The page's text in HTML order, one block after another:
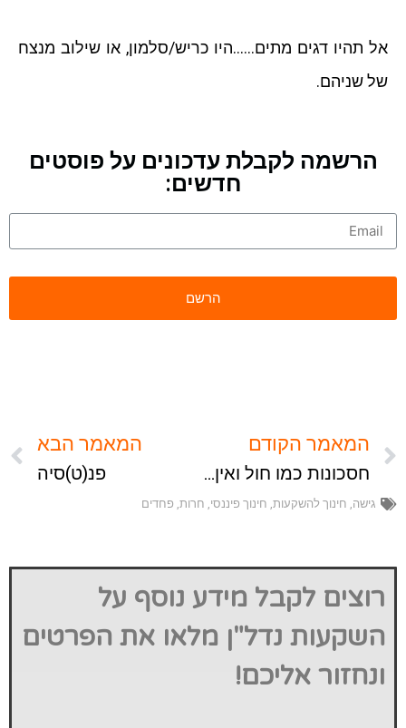
אל תהיו דגים מתים……היו כריש/סלמון, או שילוב מנצח
של שניהם.
הרשמה לקבלת עדכונים על פוסטים
חדשים:
המאמר הקודם
חסכונות כמו חול ואין מה לאכול…
המאמר הבא
פנ(ט)סיה
גישה, חינוך להשקעות, חינוך פיננסי, חרות, פחדים
רוצים לקבל מידע נוסף על
השקעות נדל"ן מלאו את הפרטים
ונחזור אליכם!